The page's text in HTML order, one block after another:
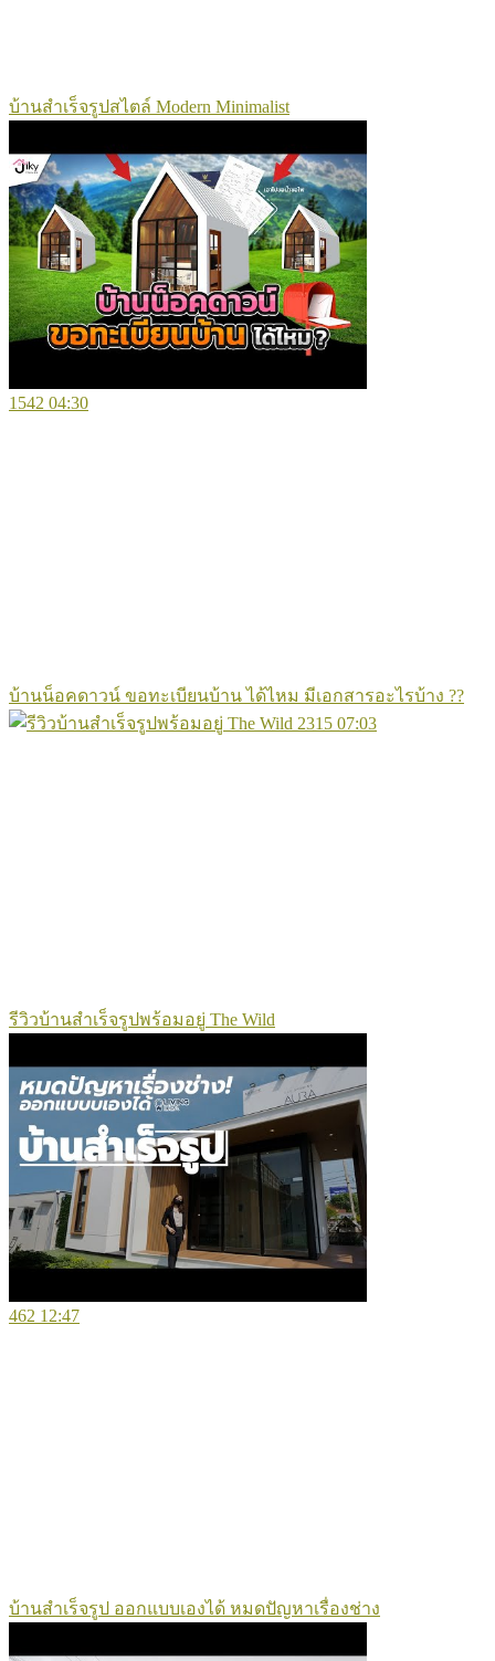
บ้านสำเร็จรูปสไตล์ Modern Minimalist
1542 04:30
บ้านน็อคดาวน์ ขอทะเบียนบ้าน ได้ไหม มีเอกสารอะไรบ้าง ??
2315 07:03
รีวิวบ้านสำเร็จรูปพร้อมอยู่ The Wild
462 12:47
บ้านสำเร็จรูป ออกแบบเองได้ หมดปัญหาเรื่องช่าง